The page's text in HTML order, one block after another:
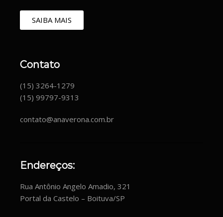
SAIBA MAIS
Contato
(15) 3264-1279
(15) 99797-9313
contato@anaverona.com.br
Endereços:
Rua Antônio Angelo Amadio, 321
Portal da Castelo – Boituva/SP